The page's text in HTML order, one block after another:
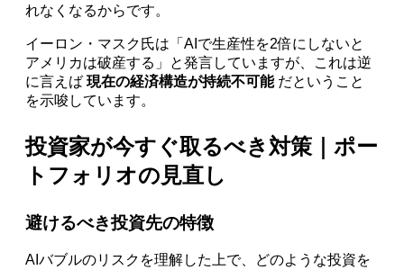
れなくなるからです。
イーロン・マスク氏は「AIで生産性を2倍にしないと
アメリカは破産する」と発言していますが、これは逆
に言えば現在の経済構造が持続不可能だということ
を示唆しています。
投資家が今すぐ取るべき対策｜ポー
トフォリオの見直し
避けるべき投資先の特徴
AIバブルのリスクを理解した上で、どのような投資を